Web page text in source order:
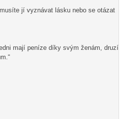
jí vyznávat lásku nebo se otázat
mají peníze díky svým ženám, druzí